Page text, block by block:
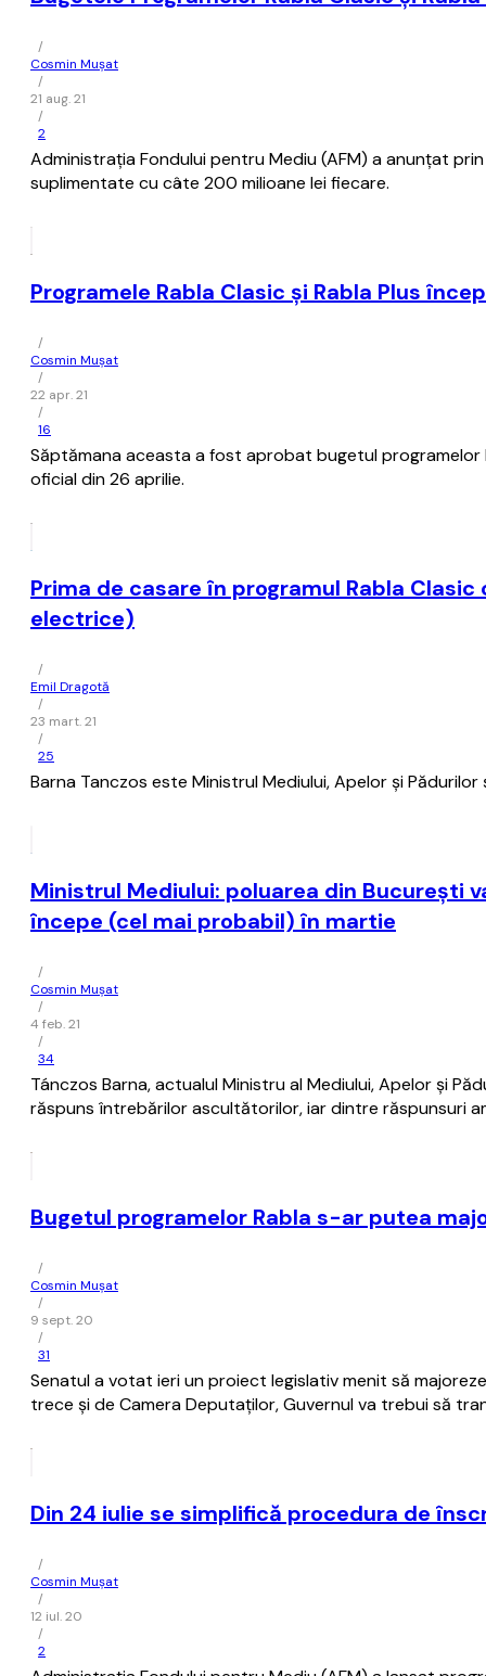
/
Cosmin Mușat
/
21 aug. 21
/
2
Administraţia Fondului pentru Mediu (AFM) a anunţat
suplimentate cu câte 200 milioane lei fiecare.
Programele Rabla Clasic şi Rabla Plus
/
Cosmin Mușat
/
22 apr. 21
/
16
Săptămana aceasta a fost aprobat bugetul programelor
oficial din 26 aprilie.
Prima de casare în programul Rabla
electrice)
/
Emil Dragotă
/
23 mart. 21
/
25
Barna Tanczos este Ministrul Mediului, Apelor și
Ministrul Mediului: poluarea din Bucureşti
începe (cel mai probabil) în martie
/
Cosmin Mușat
/
4 feb. 21
/
34
Tánczos Barna, actualul Ministru al Mediului, Apelor şi
răspuns întrebărilor ascultătorilor, iar dintre răspunsuri
Bugetul programelor Rabla s-ar putea
/
Cosmin Mușat
/
9 sept. 20
/
31
Senatul a votat ieri un proiect legislativ menit să
trece şi de Camera Deputaţilor, Guvernul va trebui să
Din 24 iulie se simplifică procedura de
/
Cosmin Mușat
/
12 iul. 20
/
2